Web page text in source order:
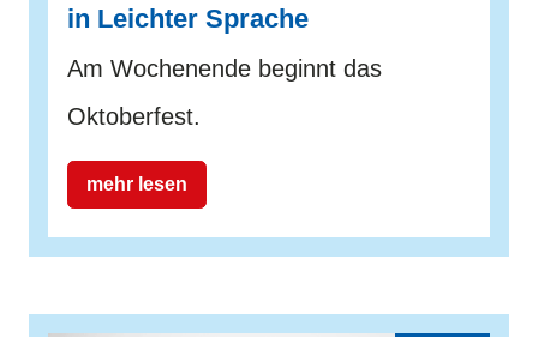
in Leichter Sprache
Am Wochenende beginnt das
Oktoberfest.
mehr lesen